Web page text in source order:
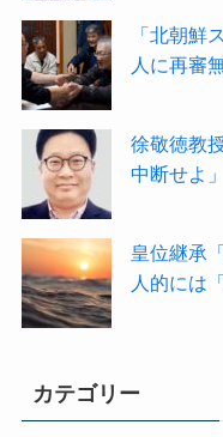
「北朝
人に再審
徐敬徳教
中断せよ
皇位継承
人的には
カテゴリー